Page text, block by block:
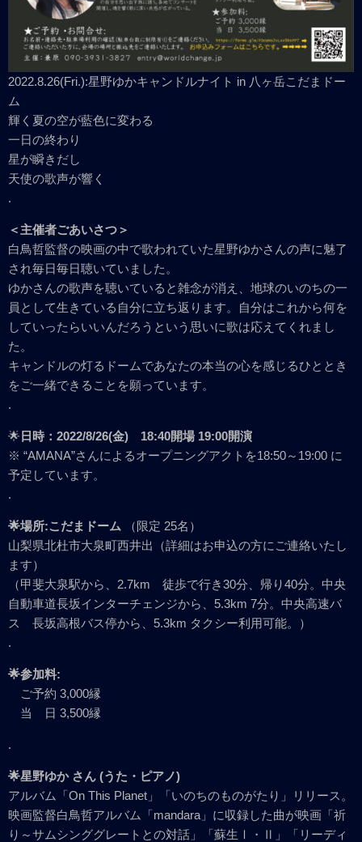
2022.8.26(Fri.):星野ゆかキャンドルナイト in 八ヶ岳こだまドー
ム
輝く夏の空が藍色に変わる
一日の終わり
星が瞬きだし
天使の歌声が響く
.
＜主催者ごあいさつ＞
白鳥哲監督の映画の中で歌われていた星野ゆかさんの声に魅了
され毎日毎日聴いていました。
ゆかさんの歌声を聴いていると雑念が消え、地球のいのちの一
員として生きている自分に立ち返ります。自分はこれから何を
していったらいいんだろうという思いに歌は応えてくれまし
た。
キャンドルの灯るドームであなたの本当の心を感じるひととき
をご一緒できることを願っています。
.
🌟 日時：2022/8/26(金) 18:40開場 19:00開演
※ “AMANA”さんによるオープニングアクトを18:50～19:00 に
予定しています。
.
🌟場所:こだまドーム （限定 25名）
山梨県北杜市大泉町西井出（詳細はお申込の方にご連絡いたし
ます）
（甲斐大泉駅から、2.7km 徒歩で行き30分、帰り40分。中央
自動車道長坂インターチェンジから、5.3km 7分。中央高速バ
ス 長坂高根バス停から、5.3km タクシー利用可能。）
.
🌟参加料:
ご予約 3,000縁
当 日 3,500縁
.
🌟星野ゆか さん (うた・ピアノ)
アルバム「On This Planet」「いのちのものがたり」リリース。
映画監督白鳥哲アルバム「mandara」に収録した曲が映画「祈
り～サムシンググレートとの対話」「蘇生Ⅰ・Ⅱ」「リーディ